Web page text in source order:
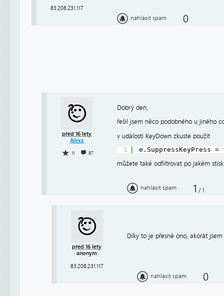
83.208.231.117
nahlásit spam 0
před 16 lety
Alexx
11 87
Dobrý den,
řešil jsem něco podobného u jiného
v události KeyDown zkuste použít
1
e.SuppressKeyPress
můžete také odfiltrovat po jakém
nahlásit spam 1 / 1
před 16 lety
anonym
83.208.231.117
Díky to je přesně ono, akorát
nahlásit spam 0